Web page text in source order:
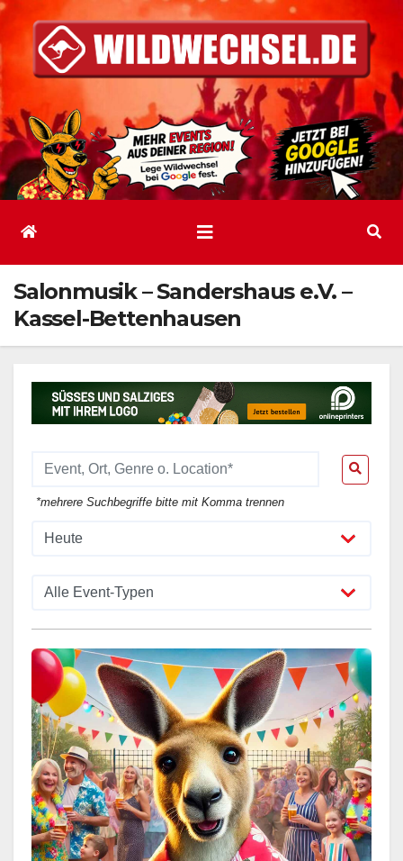
Inhalt
springen
Salonmusik – Sandershaus e.V. –
Kassel-Bettenhausen
*mehrere Suchbegriffe bitte mit Komma trennen